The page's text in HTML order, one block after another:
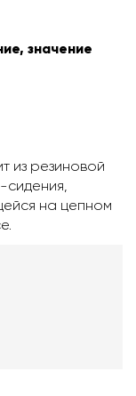
значение
из резиновой
сидения,
на цепном